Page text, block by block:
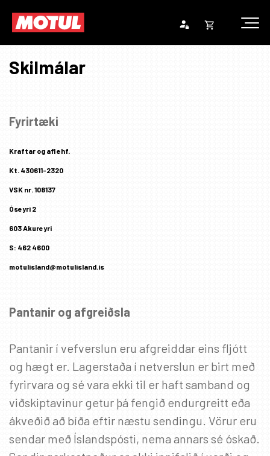
Endurheimta lykilorð
Opna
Karfan þín
Karfan er tóm.
Skilmálar
Fyrirtæki
Kraftar og afl ehf.
Kt. 430611-2320
VSK nr. 108137
Óseyri 2
603 Akureyri
S: 462 4600
motulisland@motulisland.is
Pantanir og afgreiðsla
Pantanir í vefverslun eru afgreiddar eins fljótt
og hægt er. Lagerstaða í netverslun er birt með
fyrirvara og sé vara ekki til er haft samband og
viðskiptavinur getur þá fengið endurgreitt eða
ákveðið að bíða eftir næstu sendingu. Vörur eru
sendar með Íslandspósti, nema annars sé óskað.